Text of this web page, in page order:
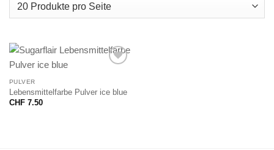
PULVER
Lebensmittelfarbe Pulver ice blue
CHF7.50